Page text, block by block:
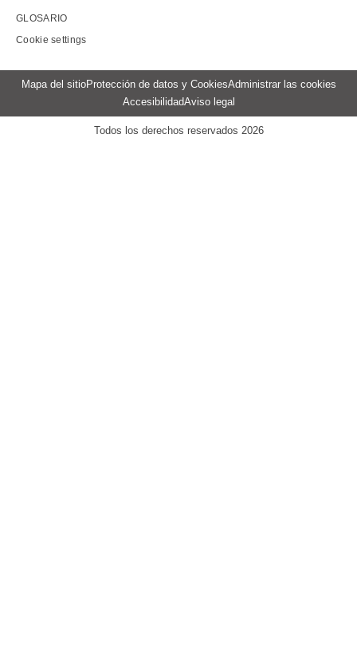
GLOSARIO
Cookie settings
Menu
page
Mapa del sitioProtección de datos y CookiesAdministrar las cookies
AccesibilidadAviso legal
Todos los derechos reservados 2026